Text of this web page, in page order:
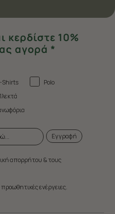
κερδίστε 10%
αγορά *
Shirts
Polo
Εγγραφή
απορρήτου & τους
ενέργειες.